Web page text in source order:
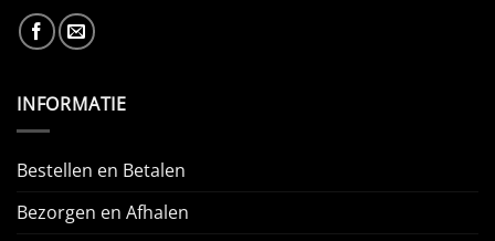
INFORMATIE
Bestellen en Betalen
Bezorgen en Afhalen